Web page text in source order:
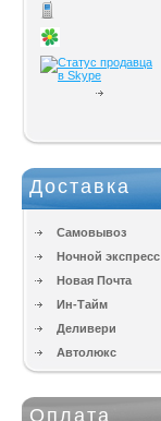
Доставка
Самовывоз
Ночной экспресс
Новая Почта
Ин-Тайм
Деливери
Автолюкс
Оплата